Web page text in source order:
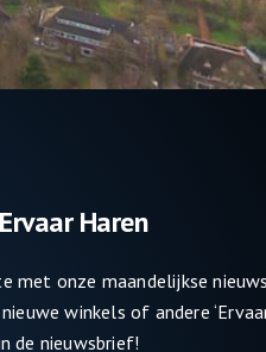
Haren
met onze maandelijkse
winkels of andere
de nieuwsbrief!